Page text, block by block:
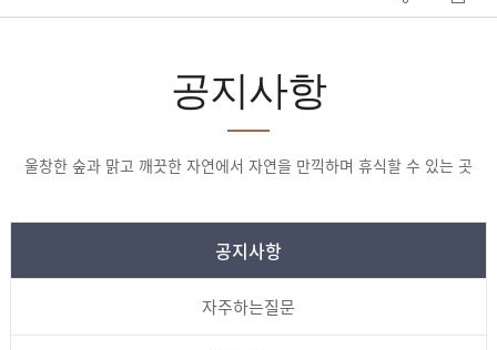
공지사항
울창한 숲과 맑고 깨끗한 자연에서 자연을 만끽하며 휴식할 수 있는 곳
공지사항
자주하는질문